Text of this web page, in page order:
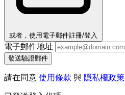
或者，使用電子郵件註冊/登入
電子郵件地址
發送驗證郵件
請在同意 使用條款 與 隱私權政策